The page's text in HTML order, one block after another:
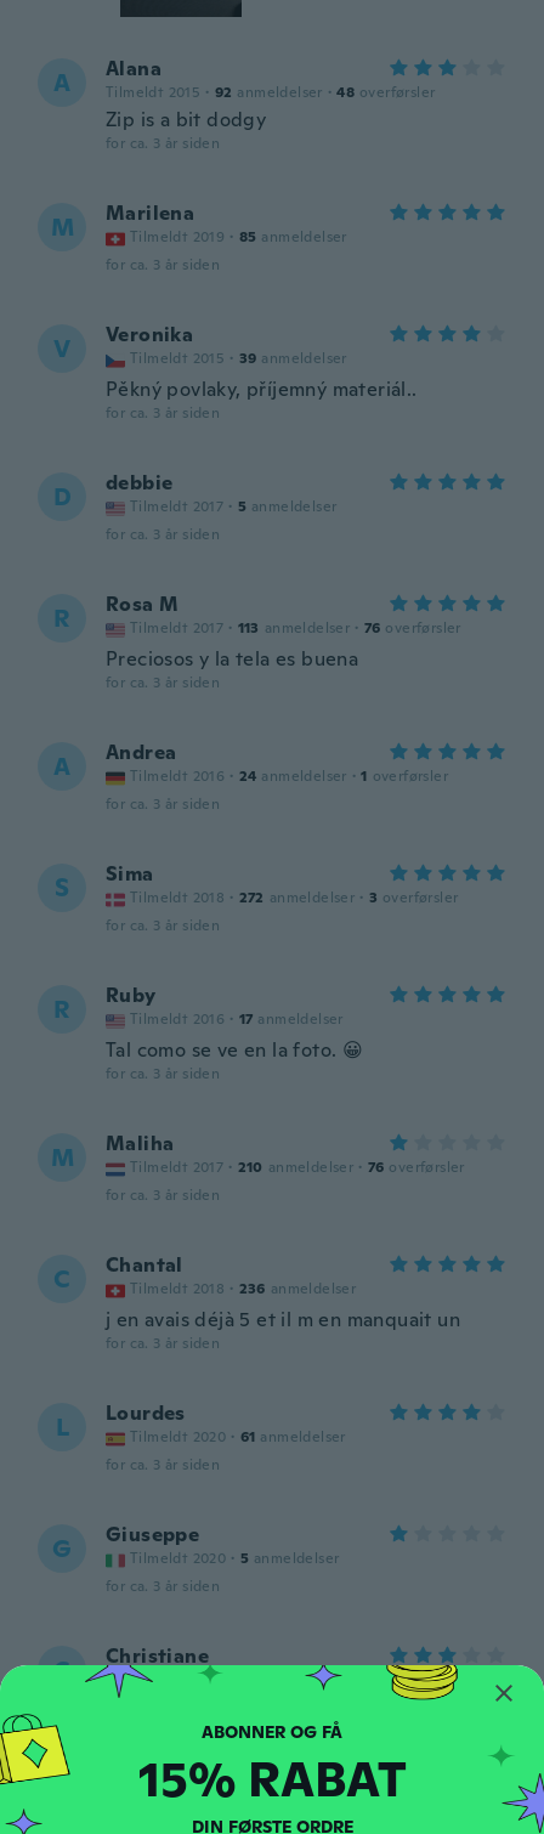
A Alana
Tilmeldt 2015 · 92 anmeldelser · 48 overførsler
Zip is a bit dodgy
for ca. 3 år siden
M Marilena
Tilmeldt 2019 · 85 anmeldelser
for ca. 3 år siden
V Veronika
Tilmeldt 2015 · 39 anmeldelser
Pěkný povlaky, příjemný materiál..
for ca. 3 år siden
D debbie
Tilmeldt 2017 · 5 anmeldelser
for ca. 3 år siden
R Rosa M
Tilmeldt 2017 · 113 anmeldelser · 76 overførsler
Preciosos y la tela es buena
for ca. 3 år siden
A Andrea
Tilmeldt 2016 · 24 anmeldelser · 1 overførsler
for ca. 3 år siden
S Sima
Tilmeldt 2018 · 272 anmeldelser · 3 overførsler
for ca. 3 år siden
R Ruby
Tilmeldt 2016 · 17 anmeldelser
Tal como se ve en la foto. 😀
for ca. 3 år siden
M Maliha
Tilmeldt 2017 · 210 anmeldelser · 76 overførsler
for ca. 3 år siden
C Chantal
Tilmeldt 2018 · 236 anmeldelser
j en avais déjà 5 et il m en manquait un
for ca. 3 år siden
L Lourdes
Tilmeldt 2020 · 61 anmeldelser
for ca. 3 år siden
G Giuseppe
Tilmeldt 2020 · 5 anmeldelser
for ca. 3 år siden
C Christiane
Tilmeldt 2019 anmeldelser
for ca. 3 år siden
Tilmeldt 2016 · 23 anmeldelser ·
15% RABAT
DIN FØRSTE ORDRE